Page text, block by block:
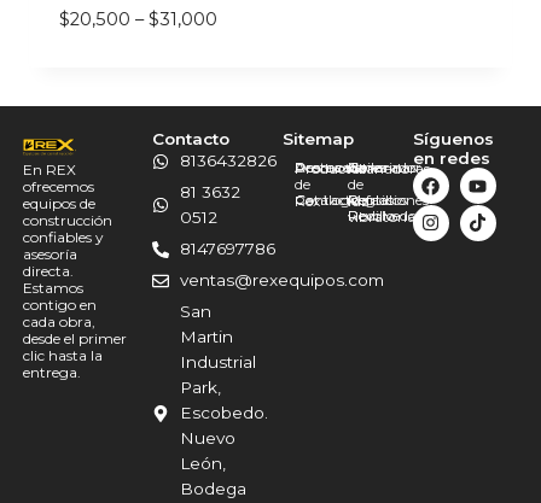
$20,500 – $31,000
En REX
ofrecemos
equipos de
construcción
confiables y
asesoría
directa.
Estamos
contigo en
cada obra,
desde el primer
clic hasta la
entrega.
Contacto
8136432826
81 3632
0512
8147697786
ventas@rexequipos.com
San
Martin
Industrial
Park,
Escobedo.
Nuevo
León,
Bodega
Sitemap
Productos
Promociones
Destacado
Acerca
de
Rex
Catálogo
Contacto
Allanadoras
Bailarinas
Generador
de
luz
Martillos
Refacciones
Reglas
vibratorias
Revolvedoras
Rodillo
Síguenos
en redes